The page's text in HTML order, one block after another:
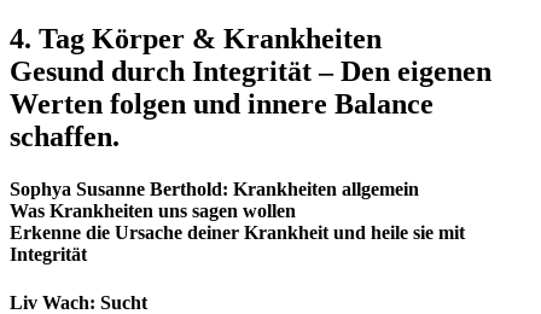
4. Tag Körper & Krankheiten
Gesund durch Integrität – Den eigenen
Werten folgen und innere Balance
schaffen.
Sophya Susanne Berthold: Krankheiten allgemein
Was Krankheiten uns sagen wollen
Erkenne die Ursache deiner Krankheit und heile sie mit
Integrität
Liv Wach: Sucht